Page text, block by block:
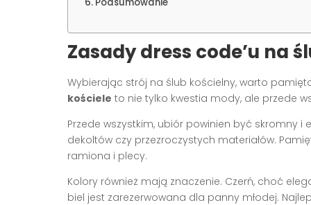
Zasady dress code’u na
Wybierając strój na ślub kościelny, warto
kościele to nie tylko kwestia mody, ale przede
Przede wszystkim, ubiór powinien być skromny i
dekoltów czy przezroczystych materiałów.
ramiona i plecy.
Kolory również mają znaczenie. Czerń, choć
biel jest zarezerwowana dla panny młodej.